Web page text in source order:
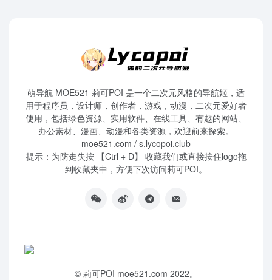
萌导航 MOE521 莉可POI 是一个二次元风格的导航姬，适
用于程序员，设计师，创作者，游戏，动漫，二次元爱好者
使用，包括绿色资源、实用软件、在线工具、有趣的网站、
办公素材、漫画、动漫和各类资源，欢迎前来探索。
moe521.com / s.lycopoi.club
提示：为防走失按 【Ctrl + D】 收藏我们或直接按住logo拖
到收藏夹中，方便下次访问莉可POI。
© 莉可POI moe521.com 2022。